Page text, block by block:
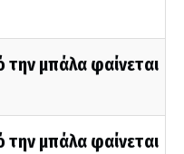
μπάλα φαίνεται
μπάλα φαίνεται